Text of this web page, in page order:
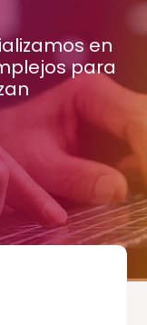
en
para